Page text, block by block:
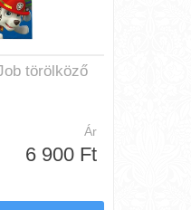
törölköző
Ár
6 900 Ft